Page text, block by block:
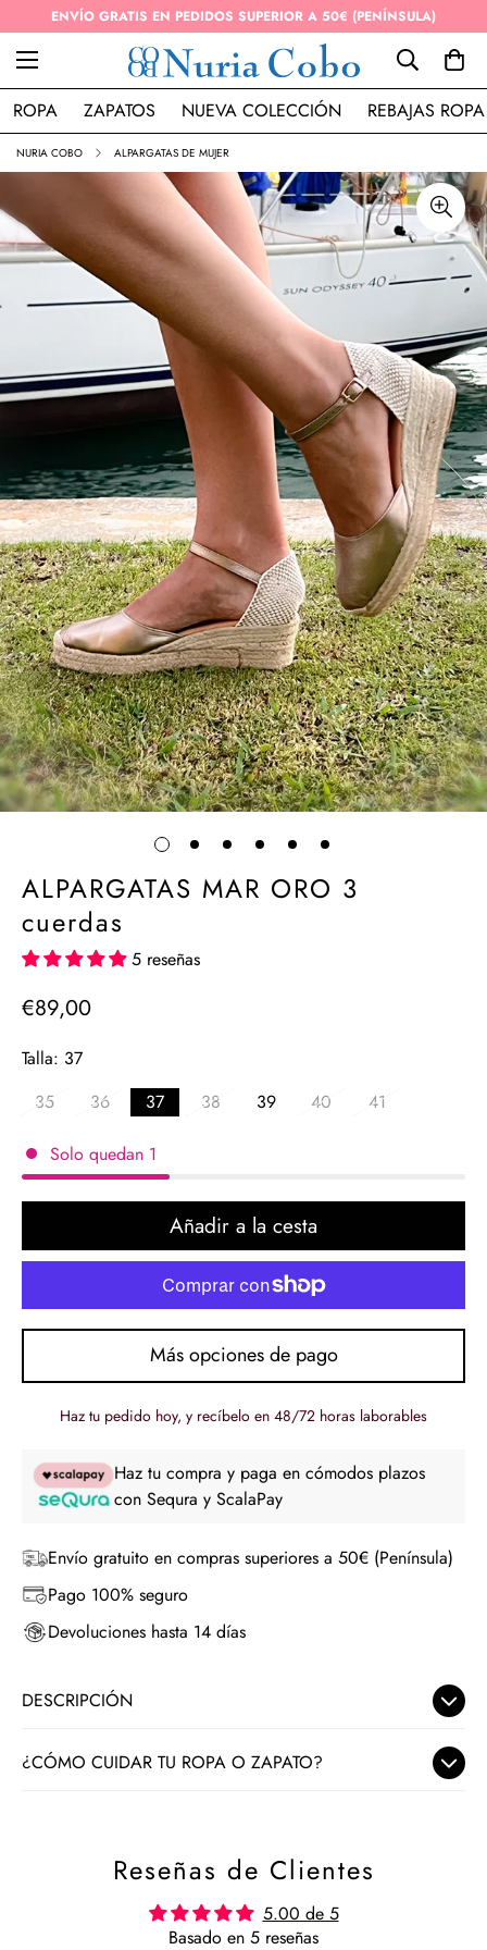
ENVÍO GRATIS EN PEDIDOS SUPERIOR A 50€ (PENÍNSULA)
ROPA ZAPATOS NUEVA COLECCIÓN REBAJAS ROPA
NURIA COBO ALPARGATAS DE MUJER
ALPARGATAS MAR ORO 3
cuerdas
5 reseñas
Precio
€89,00
Talla: 37
35
36 37 38 39 40 41
Solo quedan 1
Añadir a la cesta
Más opciones de pago
Haz tu pedido hoy, y recíbelo en 48/72 horas laborables
Haz tu compra y paga en cómodos plazos
con Sequra y ScalaPay
Envío gratuito en compras superiores a 50€ (Península)
Pago 100% seguro
Devoluciones hasta 14 días
DESCRIPCIÓN
Confeccionadas artesanalmente con esparto natural para
calzado artesanal único y exclusivo.
Hechas a mano en España
¿CÓMO CUIDAR TU ROPA O ZAPATO?
acompañen durante mucho tiempo, te damos algunos
consejos para su cuidado:
Reseñas de Clientes
5.00 de 5
Basado en 5 reseñas